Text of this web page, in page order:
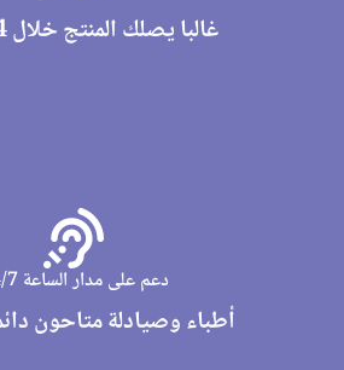
غالبا يصلك المنتج خلال 24 ساعة
دعم على مدار الساعة 24/7
أطباء وصيادلة متاحون